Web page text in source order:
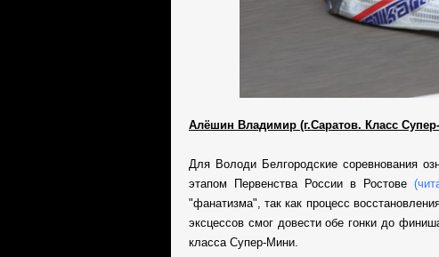
Алёшин Владимир (г.Саратов. Класс
Для Володи Белгородские соревнования
этапом Первенства России в Ростове
"фанатизма", так как процесс
эксцессов смог довести обе гонки до
класса Супер-Мини.